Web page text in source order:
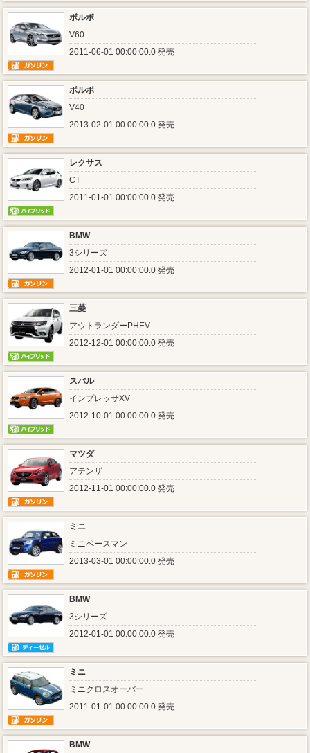
ボルボ
V60
2011-06-01 00:00:00.0 発売
ボルボ
V40
2013-02-01 00:00:00.0 発売
レクサス
CT
2011-01-01 00:00:00.0 発売
BMW
3シリーズ
2012-01-01 00:00:00.0 発売
三菱
アウトランダーPHEV
2012-12-01 00:00:00.0 発売
スバル
インプレッサXV
2012-10-01 00:00:00.0 発売
マツダ
アテンザ
2012-11-01 00:00:00.0 発売
ミニ
ミニペースマン
2013-03-01 00:00:00.0 発売
BMW
3シリーズ
2012-01-01 00:00:00.0 発売
ミニ
ミニクロスオーバー
2011-01-01 00:00:00.0 発売
BMW